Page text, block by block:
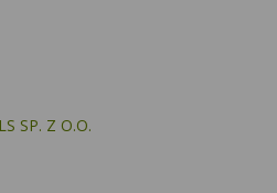
SP. Z O.O.